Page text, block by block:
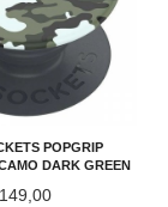
POPGRIP
DARK GREEN
Pris
149,00